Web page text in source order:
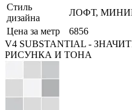
Стиль
дизайна
ЛОФТ,
Цена за метр
6856
V4 SUBSTANTIAL -
РИСУНКА И ТОНА